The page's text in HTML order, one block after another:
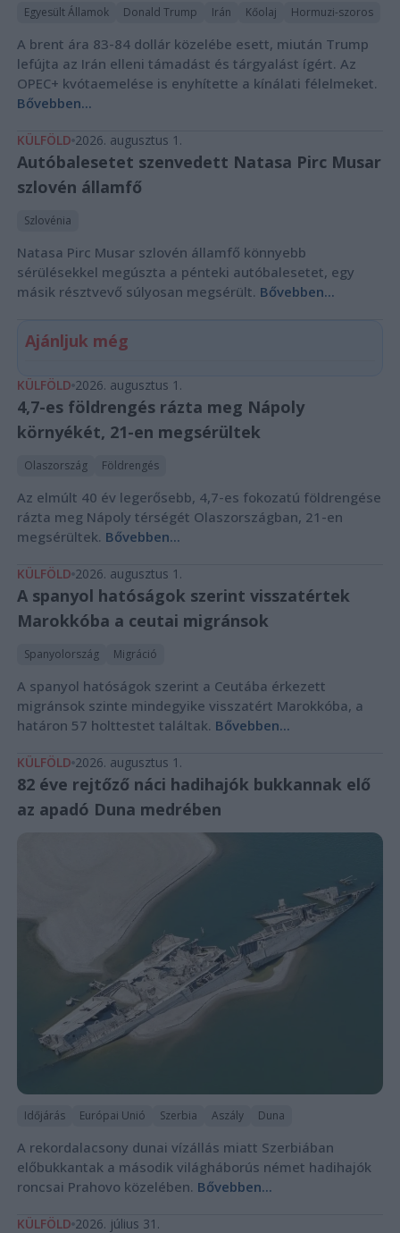
Egyesült Államok Donald Trump Irán Kőolaj Hormuzi-szoros
A brent ára 83-84 dollár közelébe esett, miután Trump
lefújta az Irán elleni támadást és tárgyalást ígért. Az
OPEC+ kvótaemelése is enyhítette a kínálati félelmeket.
Bővebben...
KÜLFÖLD 2026. augusztus 1.
Autóbalesetet szenvedett Natasa Pirc Musar
szlovén államfő
Szlovénia
Natasa Pirc Musar szlovén államfő könnyebb
sérülésekkel megúszta a pénteki autóbalesetet, egy
másik résztvevő súlyosan megsérült. Bővebben...
Ajánljuk még
KÜLFÖLD 2026. augusztus 1.
4,7-es földrengés rázta meg Nápoly
környékét, 21-en megsérültek
Olaszország Földrengés
Az elmúlt 40 év legerősebb, 4,7-es fokozatú földrengése
rázta meg Nápoly térségét Olaszországban, 21-en
megsérültek. Bővebben...
KÜLFÖLD 2026. augusztus 1.
A spanyol hatóságok szerint visszatértek
Marokkóba a ceutai migránsok
Spanyolország Migráció
A spanyol hatóságok szerint a Ceutába érkezett
migránsok szinte mindegyike visszatért Marokkóba, a
határon 57 holttestet találtak. Bővebben...
KÜLFÖLD 2026. augusztus 1.
82 éve rejtőző náci hadihajók bukkannak elő
az apadó Duna medrében
Időjárás Európai Unió Szerbia Aszály Duna
A rekordalacsony dunai vízállás miatt Szerbiában
előbukkantak a második világháborús német hadihajók
roncsai Prahovo közelében. Bővebben...
KÜLFÖLD 2026. július 31.